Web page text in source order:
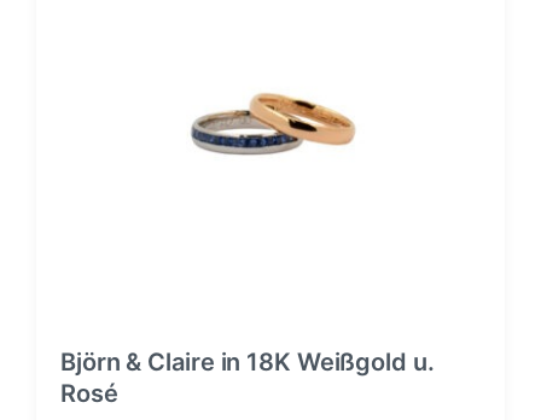
Björn & Claire in 18K Weißgold u.
Rosé